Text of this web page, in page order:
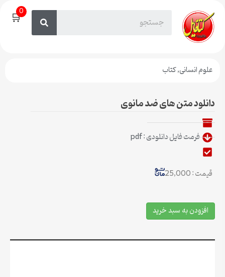
🛒0
علوم انسانی,کتاب
دانلود متن های ضد مانوی
فرمت فایل دانلودی : pdf
قیمت : 25,000
افزودن به سبد خرید